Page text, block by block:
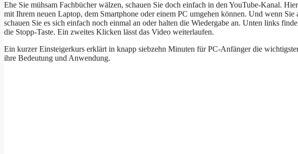
Ehe Sie mühsam Fachbücher wälzen, schauen Sie doch einfach in den YouTube-Kanal.
mit Ihrem neuen Laptop, dem Smartphone oder einem PC umgehen können. Und wenn
schauen Sie es sich einfach noch einmal an oder halten die Wiedergabe an. Unten links
die Stopp-Taste. Ein zweites Klicken lässt das Video weiterlaufen.
Ein kurzer Einsteigerkurs erklärt in knapp siebzehn Minuten für PC-Anfänger die
ihre Bedeutung und Anwendung.